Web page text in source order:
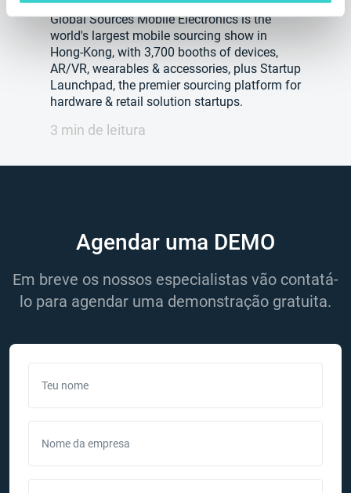
Global Sources Mobile Electronics is the
world's largest mobile sourcing show in
Hong-Kong, with 3,700 booths of devices,
AR/VR, wearables & accessories, plus Startup
Launchpad, the premier sourcing platform for
hardware & retail solution startups.
3 min de leitura
Agendar uma DEMO
Em breve os nossos especialistas vão contatá-
lo para agendar uma demonstração gratuita.
Teu nome
Nome da empresa